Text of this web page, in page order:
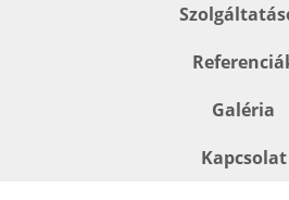
Galéria
Kapcsolat